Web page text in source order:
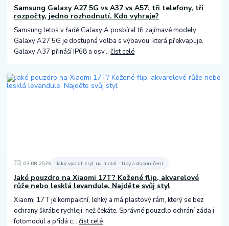
Samsung Galaxy A27 5G vs A37 vs A57: tři telefony, tři
rozpočty, jedno rozhodnutí. Kdo vyhraje?
Samsung letos v řadě Galaxy A posbíral tři zajímavé modely.
Galaxy A27 5G je dostupná volba s výbavou, která překvapuje.
Galaxy A37 přináší IP68 a osv...číst celé
03.08.2026 Jaký vybrat kryt na mobil - tipy a doporučení
Jaké pouzdro na Xiaomi 17T? Kožené flip, akvarelové
růže nebo lesklá levandule. Najděte svůj styl
Xiaomi 17T je kompaktní, lehký a má plastový rám, který se bez
ochrany škrábe rychleji, než čekáte. Správné pouzdlo ochrání záda i
fotomodul a přidá c...číst celé